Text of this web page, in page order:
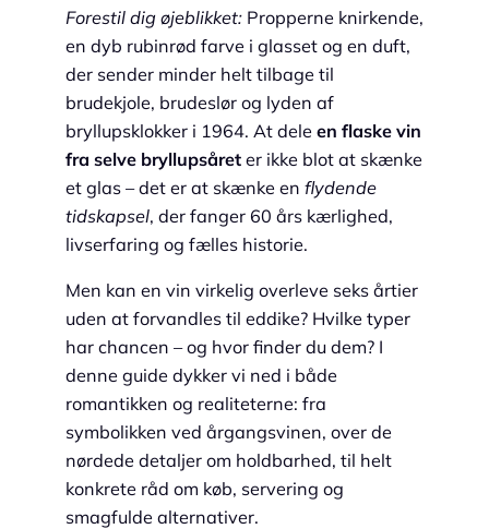
Forestil dig øjeblikket: Propperne knirkende,
en dyb rubinrød farve i glasset og en duft,
der sender minder helt tilbage til
brudekjole, brudeslør og lyden af
bryllupsklokker i 1964. At dele en flaske vin
fra selve bryllupsåret er ikke blot at skænke
et glas – det er at skænke en flydende
tidskapsel, der fanger 60 års kærlighed,
livserfaring og fælles historie.
Men kan en vin virkelig overleve seks årtier
uden at forvandles til eddike? Hvilke typer
har chancen – og hvor finder du dem? I
denne guide dykker vi ned i både
romantikken og realiteterne: fra
symbolikken ved årgangsvinen, over de
nørdede detaljer om holdbarhed, til helt
konkrete råd om køb, servering og
smagfulde alternativer.